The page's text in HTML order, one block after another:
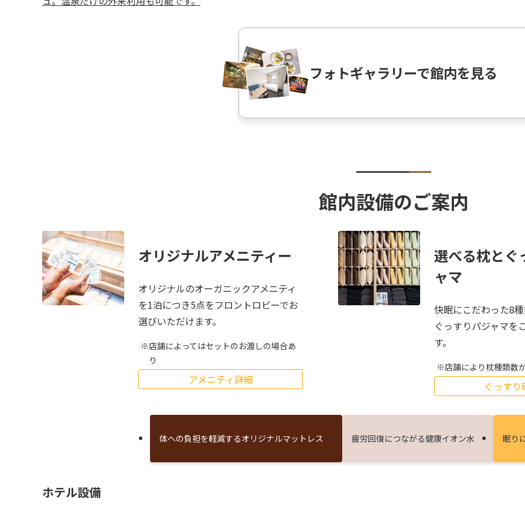
フォトギャラリーで館内を見る
館内設備のご案内
オリジナルアメニティー
オリジナルのオーガニックアメニティ
を1泊につき5点をフロントロビーでお
選びいただけます。
店舗によってはセットのお渡しの場合あ
り
アメニティ詳細
選べる枕とぐ
ャマ
快眠にこだわった8種
ぐっすりパジャマを
す。
店舗により枕種類数
ぐっす
体への負担を軽減するオリジナルマットレス 疲労回復につながる健康イオン⽔ 眠り
ホテル設備